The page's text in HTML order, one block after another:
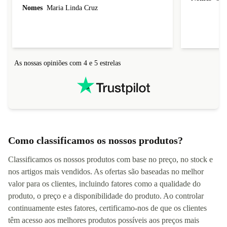
vida útil deste telemóvel esgotar vou comprar
Nomes Maria Linda Cruz
As nossas opiniões com 4 e 5 estrelas
Como classificamos os nossos produtos?
Classificamos os nossos produtos com base no preço, no stock e
nos artigos mais vendidos. As ofertas são baseadas no melhor
valor para os clientes, incluindo fatores como a qualidade do
produto, o preço e a disponibilidade do produto. Ao controlar
continuamente estes fatores, certificamo-nos de que os clientes
têm acesso aos melhores produtos possíveis aos preços mais